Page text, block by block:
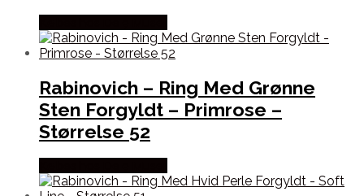
Rabinovich – Ring Med Grønne
Sten Forgyldt – Primrose –
Størrelse 52